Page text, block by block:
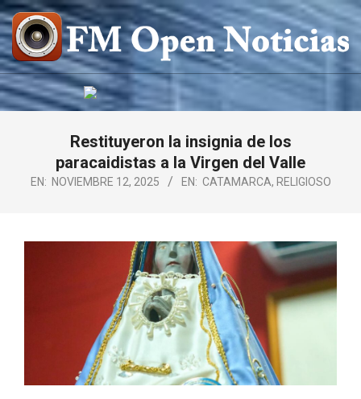
Saltar
al
contenido
FM
OPEN
NOTICIAS
Restituyeron la insignia de los
paracaidistas a la Virgen del Valle
EN: NOVIEMBRE 12, 2025 EN: CATAMARCA, RELIGIOSO